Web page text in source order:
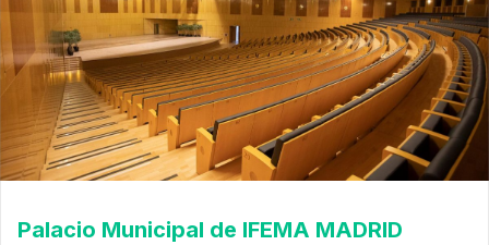
Palacio Municipal de IFEMA MADRID